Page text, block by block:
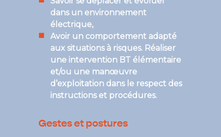
dans un environnement
électrique,
Avoir un comportement adapté
aux situations à risques. Réaliser
une intervention BT élémentaire
et/ou une manœuvre
d’exploitation dans le respect des
instructions et procédures.
Gestes et postures